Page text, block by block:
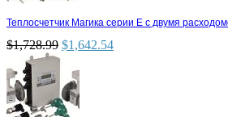
Теплосчетчик Магика серии Е с двумя
$1,728.99 $1,642.54